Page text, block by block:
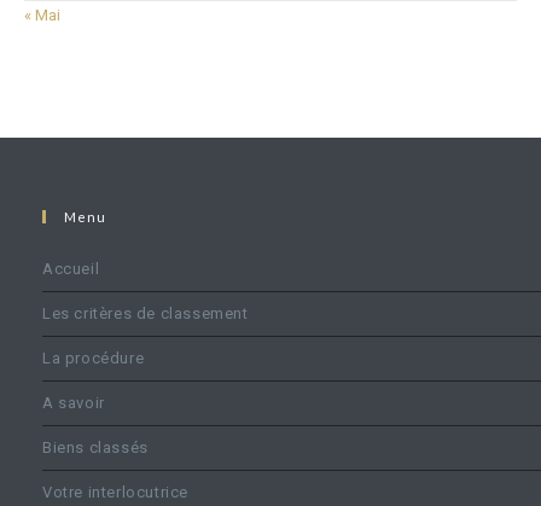
« Mai
Menu
Accueil
Les critères de classement
La procédure
A savoir
Biens classés
Votre interlocutrice